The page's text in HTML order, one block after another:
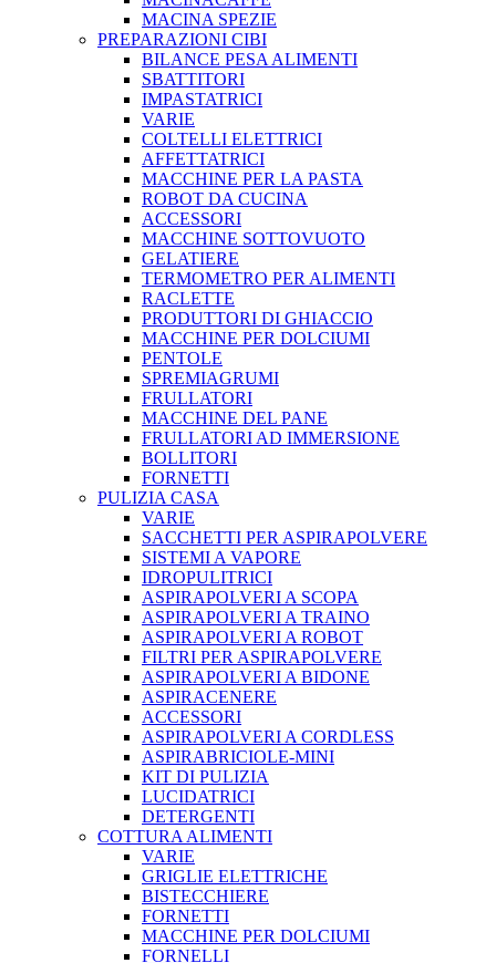
MACINA SPEZIE
PREPARAZIONI CIBI
BILANCE PESA ALIMENTI
SBATTITORI
IMPASTATRICI
VARIE
COLTELLI ELETTRICI
AFFETTATRICI
MACCHINE PER LA PASTA
ROBOT DA CUCINA
ACCESSORI
MACCHINE SOTTOVUOTO
GELATIERE
TERMOMETRO PER ALIMENTI
RACLETTE
PRODUTTORI DI GHIACCIO
MACCHINE PER DOLCIUMI
PENTOLE
SPREMIAGRUMI
FRULLATORI
MACCHINE DEL PANE
FRULLATORI AD IMMERSIONE
BOLLITORI
FORNETTI
PULIZIA CASA
VARIE
SACCHETTI PER ASPIRAPOLVERE
SISTEMI A VAPORE
IDROPULITRICI
ASPIRAPOLVERI A SCOPA
ASPIRAPOLVERI A TRAINO
ASPIRAPOLVERI A ROBOT
FILTRI PER ASPIRAPOLVERE
ASPIRAPOLVERI A BIDONE
ASPIRACENERE
ACCESSORI
ASPIRAPOLVERI A CORDLESS
ASPIRABRICIOLE-MINI
KIT DI PULIZIA
LUCIDATRICI
DETERGENTI
COTTURA ALIMENTI
VARIE
GRIGLIE ELETTRICHE
BISTECCHIERE
FORNETTI
MACCHINE PER DOLCIUMI
FORNELLI